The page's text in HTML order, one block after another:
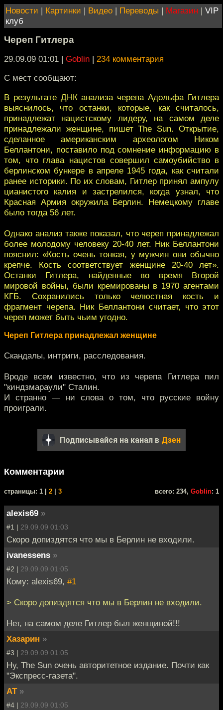
Новости | Картинки | Видео | Переводы | Магазин | VIP
клуб
Череп Гитлера
29.09.09 01:01 | Goblin | 234 комментария
С мест сообщают:
В результате ДНК анализа черепа Адольфа Гитлера
выяснилось, что останки, которые, как считалось,
принадлежат нацистскому лидеру, на самом деле
принадлежали женщине, пишет The Sun. Открытие,
сделанное американским археологом Ником
Беллантони, поставило под сомнение информацию в
том, что глава нацистов совершил самоубийство в
берлинском бункере в апреле 1945 года, как считали
ранее историки. По их словам, Гитлер принял ампулу
цианистого калия и застрелился, когда узнал, что
Красная Армия окружила Берлин. Немецкому главе
было тогда 56 лет.
Однако анализ также показал, что череп принадлежал
более молодому человеку 20-40 лет. Ник Беллантони
пояснил: «Кость очень тонкая, у мужчин они обычно
крепче. Кость соответствует женщине 20-40 лет».
Останки Гитлера, найденные во время Второй
мировой войны, были кремированы в 1970 агентами
КГБ. Сохранились только челюстная кость и
фрагмент черепа. Ник Беллантони считает, что этот
череп может быть чьим угодно.
Череп Гитлера принадлежал женщине
Скандалы, интриги, расследования.
Вроде всем известно, что из черепа Гитлера пил
"киндзмараули" Сталин.
И странно — ни слова о том, что русские войну
проиграли.
Подписывайся на канал в Дзен
Комментарии
cтраницы: 1 | 2 3 всего: 234, Goblin: 1
alexis69 »
#1 | 29.09.09 01:03
Скоро допиздятся что мы в Берлин не входили.
ivanessens »
#2 | 29.09.09 01:05
Кому: alexis69, #1
> Скоро допиздятся что мы в Берлин не входили.
Нет, на самом деле Гитлер был женщиной!!!
Хазарин »
#3 | 29.09.09 01:05
Ну, The Sun очень авторитетное издание. Почти как
"Экспресс-газета".
AT »
#4 | 29.09.09 01:05